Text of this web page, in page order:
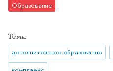
Образование
Темы
дополнительное образование